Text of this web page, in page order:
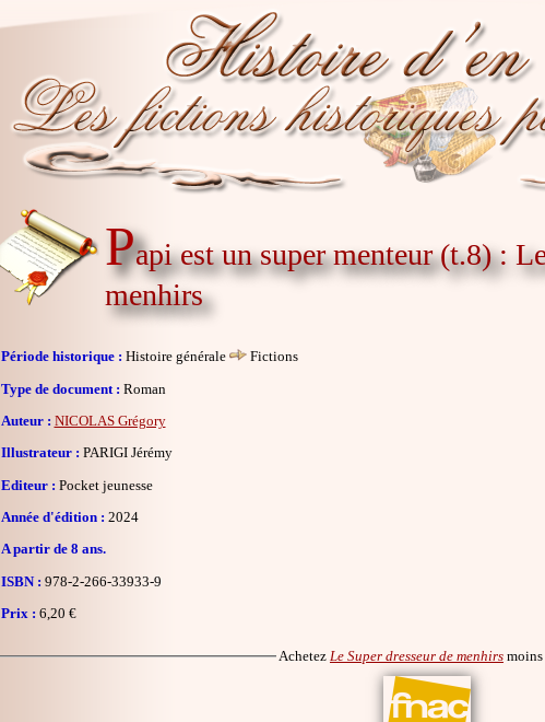
Papi est un super menteur (t.8) :
menhirs
Période historique : Histoire générale
Fictions
Type de document : Roman
Auteur : NICOLAS Grégory
Illustrateur : PARIGI Jérémy
Editeur : Pocket jeunesse
Année d'édition : 2024
A partir de 8 ans.
ISBN : 978-2-266-33933-9
Prix : 6,20 €
Achetez Le Super dresseur de menhirs